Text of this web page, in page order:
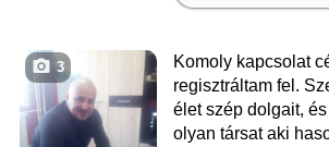
3
Komoly kapcsolat
regisztráltam fel.
élet szép dolgait,
olyan társat aki